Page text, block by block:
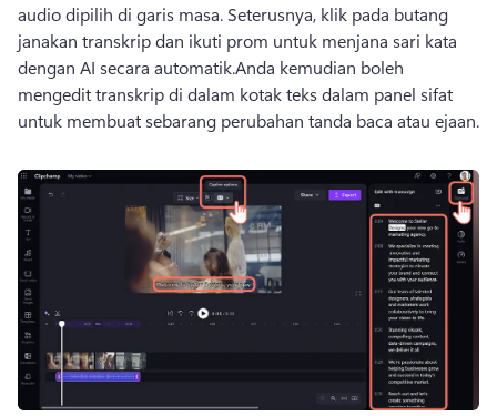
audio dipilih di garis masa. Seterusnya, klik pada butang
janakan transkrip dan ikuti prom untuk menjana sari kata
dengan AI secara automatik.Anda kemudian boleh
mengedit transkrip di dalam kotak teks dalam panel sifat
untuk membuat sebarang perubahan tanda baca atau ejaan.